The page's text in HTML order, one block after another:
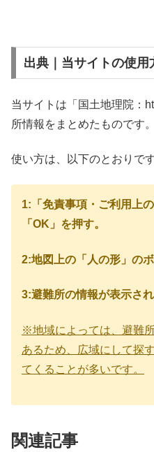
出典｜当サイトの使用
当サイトは「国土地理院：
所情報をまとめたものです。
使い方は、以下のとおりです
1:「免責事項・ご利用上
「OK」を押す。
2:地図上の「人の形」のボ
3:避難所の情報が表示さ
※地域によっては、避難
あるため、広域にして探
てくることが多いです。
関連記事